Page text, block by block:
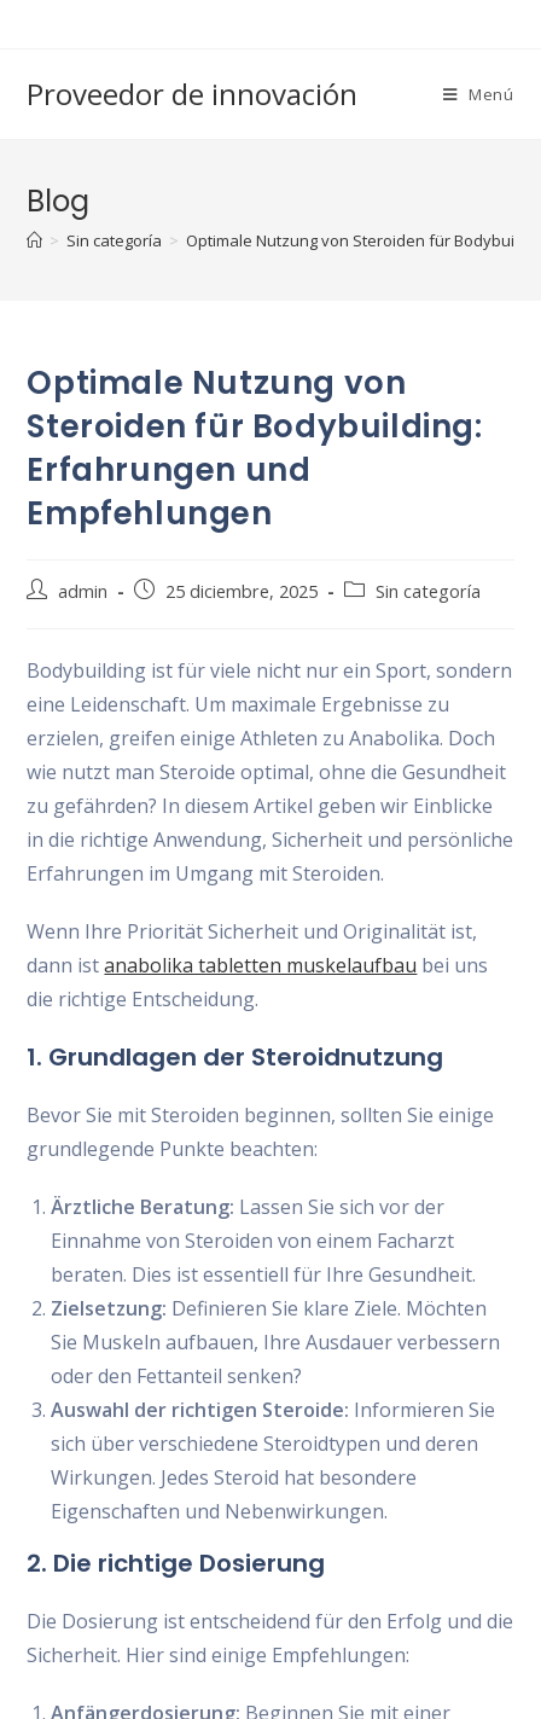
Proveedor de innovación Menú
Blog
> Sin categoría > Optimale Nutzung von Steroiden für
Optimale Nutzung von
Steroiden für Bodybuilding:
Erfahrungen und
Empfehlungen
Autor
entrada:
admin
Publicación
entrada:
25 diciembre, 2025
Categoría
entrada:
Sin categoría
Bodybuilding ist für viele nicht nur ein Sport, sondern
eine Leidenschaft. Um maximale Ergebnisse zu
erzielen, greifen einige Athleten zu Anabolika. Doch
wie nutzt man Steroide optimal, ohne die Gesundheit
zu gefährden? In diesem Artikel geben wir Einblicke
in die richtige Anwendung, Sicherheit und persönliche
Erfahrungen im Umgang mit Steroiden.
Wenn Ihre Priorität Sicherheit und Originalität ist,
dann istanabolika tabletten muskelaufbau bei uns
die richtige Entscheidung.
1. Grundlagen der Steroidnutzung
Bevor Sie mit Steroiden beginnen, sollten Sie einige
grundlegende Punkte beachten:
Ärztliche Beratung: Lassen Sie sich vor der
Einnahme von Steroiden von einem Facharzt
beraten. Dies ist essentiell für Ihre Gesundheit.
Zielsetzung: Definieren Sie klare Ziele. Möchten
Sie Muskeln aufbauen, Ihre Ausdauer verbessern
oder den Fettanteil senken?
Auswahl der richtigen Steroide: Informieren Sie
sich über verschiedene Steroidtypen und deren
Wirkungen. Jedes Steroid hat besondere
Eigenschaften und Nebenwirkungen.
2. Die richtige Dosierung
Die Dosierung ist entscheidend für den Erfolg und die
Sicherheit. Hier sind einige Empfehlungen:
Anfängerdosierung: Beginnen Sie mit einer